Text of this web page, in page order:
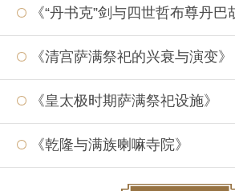
《“丹书克”剑与四世哲布尊丹巴
《清宫萨满祭祀的兴衰与演变》
《皇太极时期萨满祭祀设施》
《乾隆与满族喇嘛寺院》